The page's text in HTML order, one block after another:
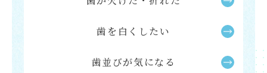
歯を白くしたい
歯並びが気になる